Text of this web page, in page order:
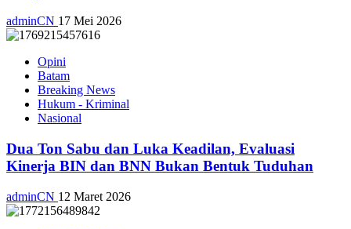
adminCN 17 Mei 2026
Opini
Batam
Breaking News
Hukum - Kriminal
Nasional
Dua Ton Sabu dan Luka Keadilan, Evaluasi
Kinerja BIN dan BNN Bukan Bentuk Tuduhan
adminCN 12 Maret 2026